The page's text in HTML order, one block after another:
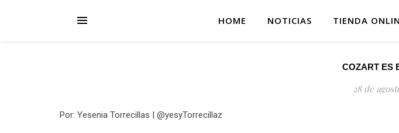
HOME NOTICIAS TIENDA
COZART ES
28 de
Por: Yesenia Torrecillas | @yesyTorrecillaz